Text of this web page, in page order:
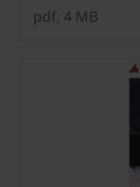
pdf, 4 MB